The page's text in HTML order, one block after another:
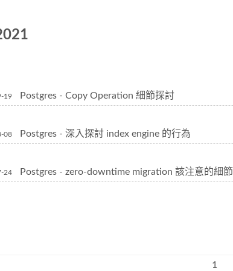
19 Postgres - Copy Operation 細節探討
08 Postgres - 深入探討 index engine 的行為
24 Postgres - zero-downtime migration 該注意的細節
1